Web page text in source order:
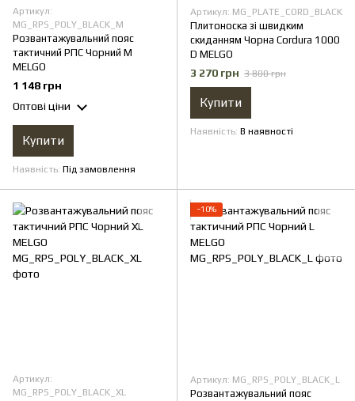
Артикул:
MG_RPS_POLY_BLACK_M
Розвантажувальний пояс
тактичний РПС Чорний М
MELGO
1 148 грн
Оптові ціни
Купити
Наявність Під замовлення
Артикул: MG_PLATE_CORD_BLACK
Плитоноска зі швидким
скиданням Чорна Cordura 1000
D MELGO
3 270 грн 3 800 грн
Купити
Наявність В наявності
Артикул:
MG_RPS_POLY_BLACK_XL
−10%
Артикул: MG_RPS_POLY_BLACK_L
Розвантажувальний пояс